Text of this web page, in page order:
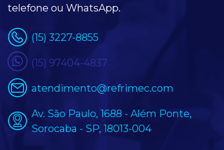
telefone ou WhatsApp.
(15) 3227-8855
(15) 97404-4837
atendimento@refrimec.com
Av. São Paulo, 1688 - Além Ponte,
Sorocaba - SP, 18013-004